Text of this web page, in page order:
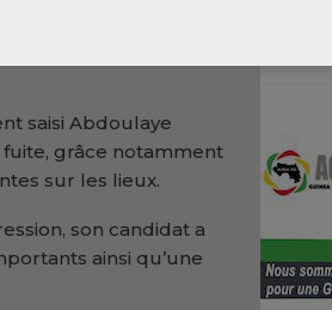
deux individus
procurer de la
saisi Abdoulaye
grâce notamment
sur les lieux.
son candidat a
ainsi qu’une